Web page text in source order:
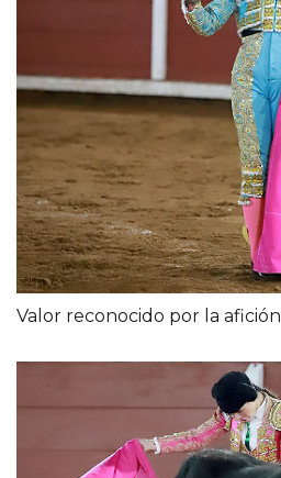
Valor reconocido por la afición